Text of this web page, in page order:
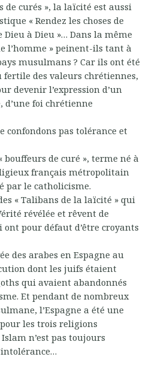
de curés », la laïcité est aussi
« Rendez les choses de
Dieu à Dieu »… Dans la même
l’homme » peinent-ils tant à
musulmans ? Car ils ont été
des valeurs chrétiennes,
devenir l’expression d’un
foi chrétienne
confondons pas tolérance et
de curé », terme né à
français métropolitain
par le catholicisme.
« Talibans de la laïcité » qui
révélée et rêvent de
pour défaut d’être croyants
des arabes en Espagne au
dont les juifs étaient
qui avaient abandonnés
Et pendant de nombreux
l’Espagne a été une
les trois religions
n’est pas toujours